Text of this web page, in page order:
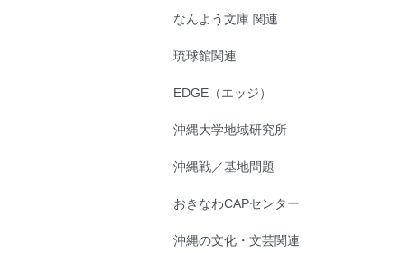
なんよう文庫 関連
琉球館関連
EDGE（エッジ）
沖縄大学地域研究所
沖縄戦／基地問題
おきなわCAPセンター
沖縄の文化・文芸関連